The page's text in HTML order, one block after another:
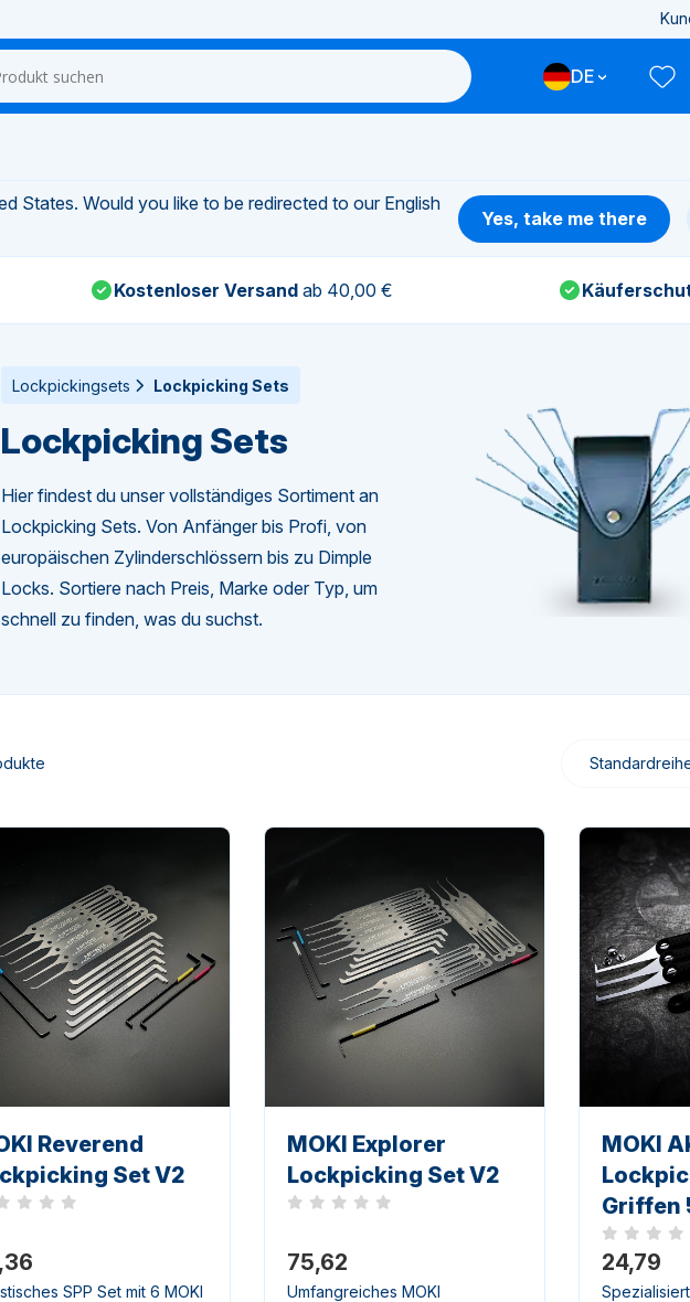
DE
States. Would you like to be redirected to our English
Yes, take me there
Kostenloser Versandab 40,00 €
Lockpickingsets Lockpicking Sets
Lockpicking Sets
Hier findest du unser vollständiges Sortiment an
Lockpicking Sets. Von Anfänger bis Profi, von
europäischen Zylinderschlössern bis zu Dimple
Locks. Sortiere nach Preis, Marke oder Typ, um
schnell zu finden, was du suchst.
Reverend
Set V2
keine Bewertungen
SPP Set mit 6 MOKI
MOKI Explorer
Lockpicking Set V2
Noch keine Bewertungen
75,62
Umfangreiches MOKI
MOKI
Griffen
Noch
24,79